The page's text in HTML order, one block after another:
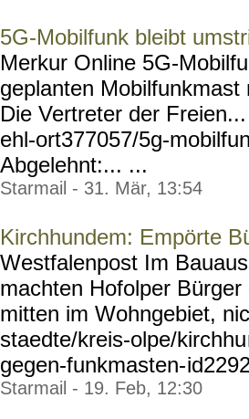
5G-Mobilfunk bleibt
Merkur Online 5G-
geplanten
Die Vertreter der
ehl-ort377057/5g-
Abgelehnt:... ...
Starmail - 31. Mär, 13:54
Kirchhundem: Empörte
Westfalenpost Im
machten Hofolper
mitten im Wohngebiet,
staedte/kreis-olpe/kirchhu
gegen-funkmasten-
Starmail - 19. Feb, 12:30